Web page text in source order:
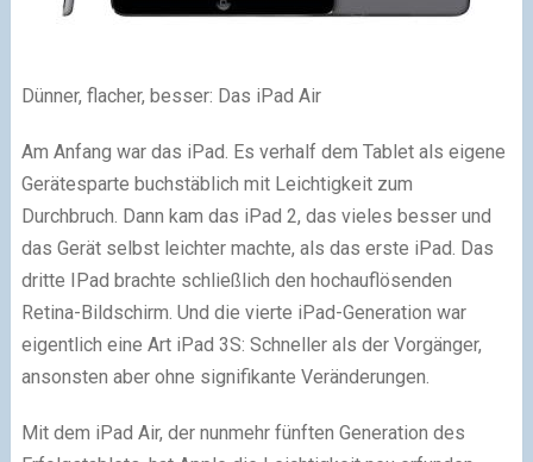
Dünner, flacher, besser: Das iPad Air
Am Anfang war das iPad. Es verhalf dem Tablet als eigene
Gerätesparte buchstäblich mit Leichtigkeit zum
Durchbruch. Dann kam das iPad 2, das vieles besser und
das Gerät selbst leichter machte, als das erste iPad. Das
dritte IPad brachte schließlich den hochauflösenden
Retina-Bildschirm. Und die vierte iPad-Generation war
eigentlich eine Art iPad 3S: Schneller als der Vorgänger,
ansonsten aber ohne signifikante Veränderungen.
Mit dem iPad Air, der nunmehr fünften Generation des